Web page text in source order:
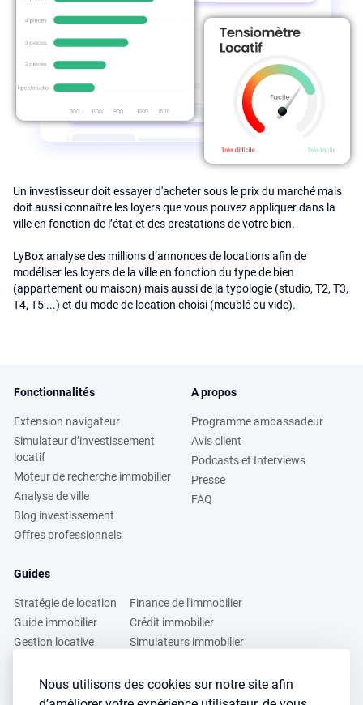
Nous utilisons des cookies sur notre site afin
Un investisseur doit essayer d'acheter sous le prix du marché mais
doit aussi connaître les loyers que vous pouvez appliquer dans la
ville en fonction de l’état et des prestations de votre bien.
LyBox analyse des millions d’annonces de locations afin de
modéliser les loyers de la ville en fonction du type de bien
(appartement ou maison) mais aussi de la typologie (studio, T2, T3,
T4, T5 ...) et du mode de location choisi (meublé ou vide).
Fonctionnalités
Extension navigateur
Simulateur d’investissement
locatif
Moteur de recherche immobilier
Analyse de ville
Blog investissement
Offres professionnels
A propos
Programme ambassadeur
Avis client
Podcasts et Interviews
Presse
FAQ
Guides
Stratégie de location
Guide immobilier
Gestion locative
Finance de l'immobilier
Crédit immobilier
Simulateurs immobilier